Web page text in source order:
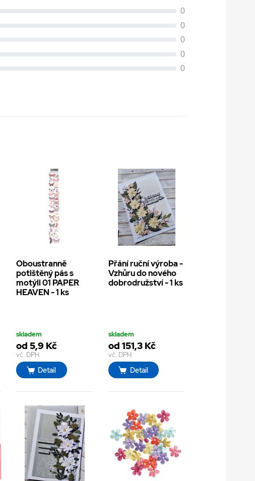
0
0
0
0
0
Oboustranně
potištěný pás s
motýli 01 PAPER
HEAVEN - 1 ks
skladem
od 5,9 Kč
vč. DPH
Detail
Přání ruční výroba -
Vzhůru do nového
dobrodružství - 1 ks
skladem
od 151,3 Kč
vč. DPH
Detail